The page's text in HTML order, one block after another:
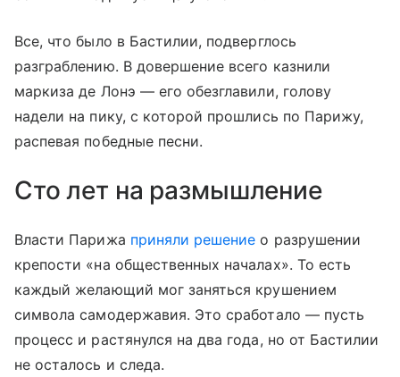
Все, что было в Бастилии, подверглось
разграблению. В довершение всего казнили
маркиза де Лонэ — его обезглавили, голову
надели на пику, с которой прошлись по Парижу,
распевая победные песни.
Сто лет на размышление
Власти Парижа приняли решение о разрушении
крепости «на общественных началах». То есть
каждый желающий мог заняться крушением
символа самодержавия. Это сработало — пусть
процесс и растянулся на два года, но от Бастилии
не осталось и следа.